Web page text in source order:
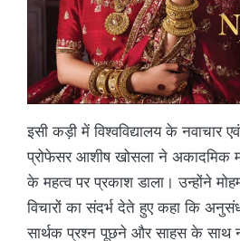
इसी कड़ी में विश्वविद्यालय के नवाचार
प्रोफेसर आशीष खोसला ने अकादमिक
के महत्व पर प्रकाश डाला। उन्होंने
विचारों का संदर्भ देते हुए कहा कि
सार्थक प्रश्न पूछने और साहस के साथ